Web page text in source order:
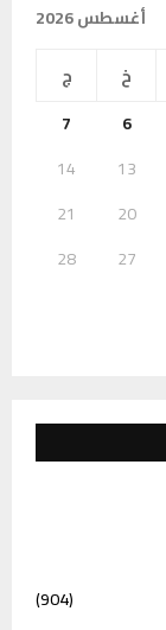
أغسطس 2026
خ
ج
6
7
13
14
20
21
27
28
(904)